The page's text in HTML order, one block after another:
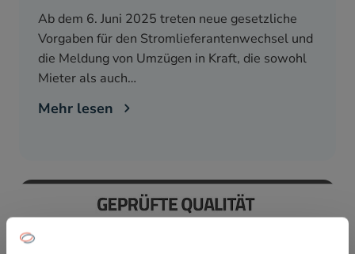
Ab dem 6. Juni 2025 treten neue gesetzliche
Vorgaben für den Stromlieferantenwechsel und
die Meldung von Umzügen in Kraft, die sowohl
Mieter als auch…
Mehr lesen